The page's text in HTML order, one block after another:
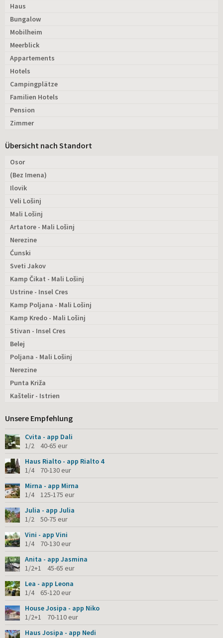
Haus
Bungalow
Mobilheim
Meerblick
Appartements
Hotels
Campingplätze
Familien Hotels
Pension
Zimmer
Übersicht nach Standort
Osor
(Bez Imena)
Ilovik
Veli Lošinj
Mali Lošinj
Artatore - Mali Lošinj
Nerezine
Ćunski
Sveti Jakov
Kamp Čikat - Mali Lošinj
Ustrine - Insel Cres
Kamp Poljana - Mali Lošinj
Kamp Kredo - Mali Lošinj
Stivan - Insel Cres
Belej
Poljana - Mali Lošinj
Nerezine
Punta Križa
Kaštelir - Istrien
Unsere Empfehlung
Cvita - app Dali
1/2 40-65 eur
Haus Rialto - app Rialto 4
1/4 70-130 eur
Mirna - app Mirna
1/4 125-175 eur
Julia - app Julia
1/2 50-75 eur
Vini - app Vini
1/4 70-130 eur
Anita - app Jasmina
1/2+1 45-65 eur
Lea - app Leona
1/4 65-120 eur
House Josipa - app Niko
1/2+1 70-110 eur
Haus Josipa - app Nedi